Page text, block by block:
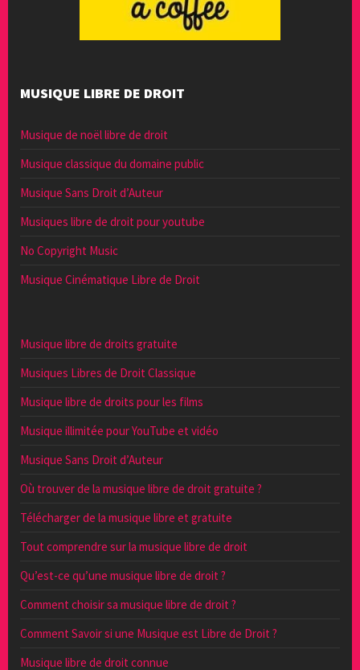
MUSIQUE LIBRE DE DROIT
Musique de noël libre de droit
Musique classique du domaine public
Musique Sans Droit d’Auteur
Musiques libre de droit pour youtube
No Copyright Music
Musique Cinématique Libre de Droit
Musique libre de droits gratuite
Musiques Libres de Droit Classique
Musique libre de droits pour les films
Musique illimitée pour YouTube et vidéo
Musique Sans Droit d’Auteur
Où trouver de la musique libre de droit gratuite ?
Télécharger de la musique libre et gratuite
Tout comprendre sur la musique libre de droit
Qu’est-ce qu’une musique libre de droit ?
Comment choisir sa musique libre de droit ?
Comment Savoir si une Musique est Libre de Droit ?
Musique libre de droit connue